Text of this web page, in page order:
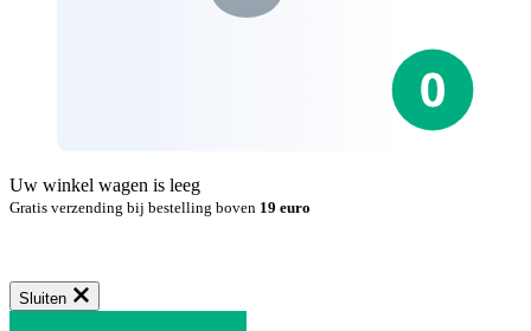
Uw winkel wagen is leeg
Gratis verzending bij bestelling boven 19 euro
Sluiten